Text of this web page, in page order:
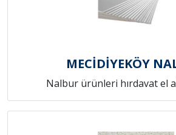
MECİDİYEKÖY
Nalbur ürünleri hırdavat el